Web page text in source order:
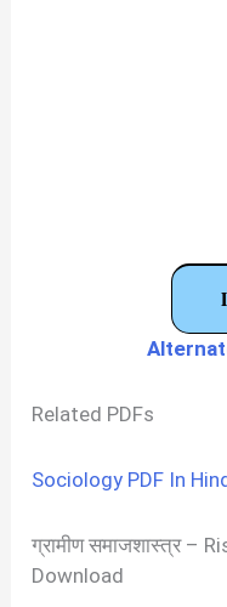
Related PDFs
Sociology PDF In
ग्रामीण समाजशास्त्र –
Download